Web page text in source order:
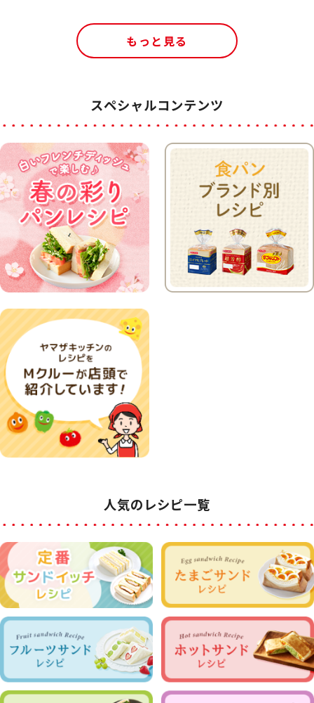
もっと見る
スペシャルコンテンツ
人気のレシピ一覧